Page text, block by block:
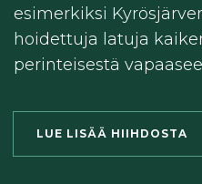
esimerkiksi
hoidettuja latuja
perinteisestä
LUE LISÄÄ HIIHDOSTA